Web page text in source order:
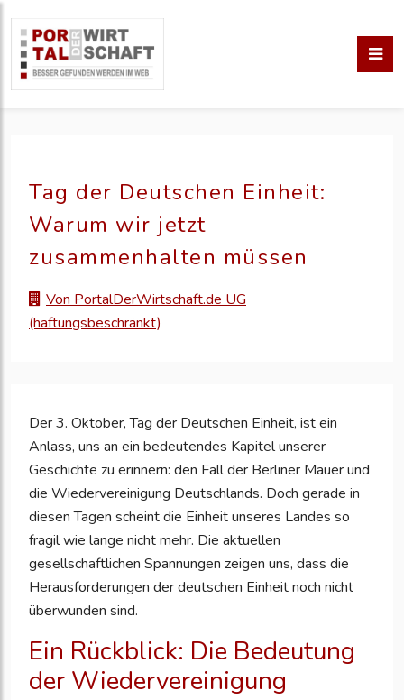
Tag der Deutschen Einheit:
Warum wir jetzt
zusammenhalten müssen
Von PortalDerWirtschaft.de UG
(haftungsbeschränkt)
Der 3. Oktober, Tag der Deutschen Einheit, ist ein
Anlass, uns an ein bedeutendes Kapitel unserer
Geschichte zu erinnern: den Fall der Berliner Mauer und
die Wiedervereinigung Deutschlands. Doch gerade in
diesen Tagen scheint die Einheit unseres Landes so
fragil wie lange nicht mehr. Die aktuellen
gesellschaftlichen Spannungen zeigen uns, dass die
Herausforderungen der deutschen Einheit noch nicht
überwunden sind.
Ein Rückblick: Die Bedeutung
der Wiedervereinigung